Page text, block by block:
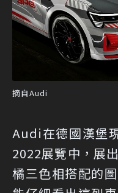
摘自Audi
Audi在德國漢堡
2022展覽中，展
橘三色相搭配的